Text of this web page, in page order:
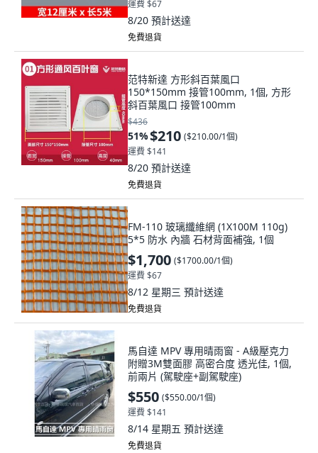
運費 $67
8/20 預計送達
免費退貨
范特新達 方形斜百葉風口
150*150mm 接管100mm, 1個, 方形
斜百葉風口 接管100mm
$436
51%$210 ($210.00/1個)
運費 $141
8/20 預計送達
免費退貨
FM-110 玻璃纖維網 (1X100M 110g)
5*5 防水 內牆 石材背面補強, 1個
$1,700 ($1700.00/1個)
運費 $67
8/12 星期三 預計送達
免費退貨
馬自達 MPV 專用晴雨窗 - A級壓克力
附贈3M雙面膠 高密合度 透光佳, 1個,
前兩片 (駕駛座+副駕駛座)
$550 ($550.00/1個)
運費 $141
8/14 星期五 預計送達
免費退貨